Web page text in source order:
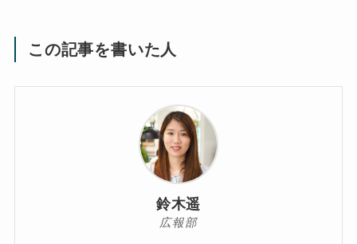
この記事を書いた人
鈴木遥
広報部